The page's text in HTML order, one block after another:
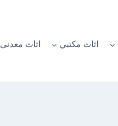
اثاث مكتبي اثاث معدنى